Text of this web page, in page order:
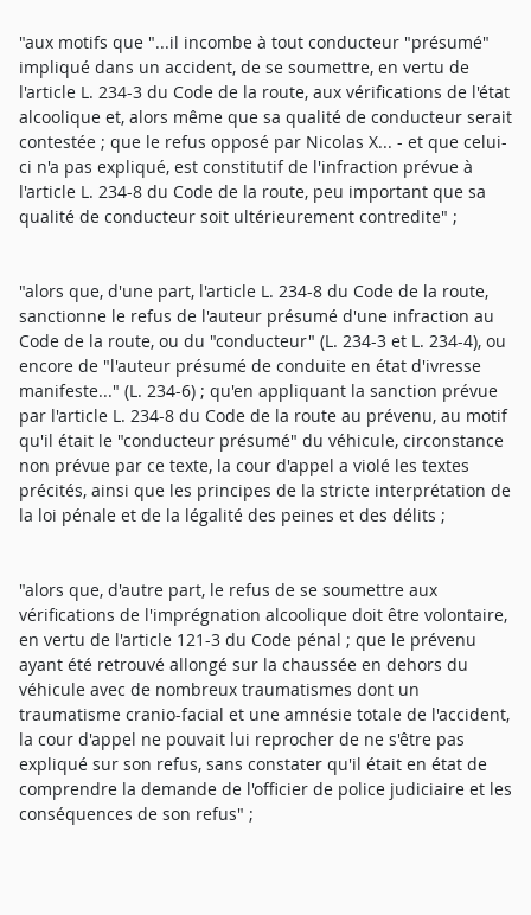
"aux motifs que "...il incombe à tout conducteur "présumé"
impliqué dans un accident, de se soumettre, en vertu de
l'article L. 234-3 du Code de la route, aux vérifications de l'état
alcoolique et, alors même que sa qualité de conducteur serait
contestée ; que le refus opposé par Nicolas X... - et que celui-
ci n'a pas expliqué, est constitutif de l'infraction prévue à
l'article L. 234-8 du Code de la route, peu important que sa
qualité de conducteur soit ultérieurement contredite" ;
"alors que, d'une part, l'article L. 234-8 du Code de la route,
sanctionne le refus de l'auteur présumé d'une infraction au
Code de la route, ou du "conducteur" (L. 234-3 et L. 234-4), ou
encore de "l'auteur présumé de conduite en état d'ivresse
manifeste..." (L. 234-6) ; qu'en appliquant la sanction prévue
par l'article L. 234-8 du Code de la route au prévenu, au motif
qu'il était le "conducteur présumé" du véhicule, circonstance
non prévue par ce texte, la cour d'appel a violé les textes
précités, ainsi que les principes de la stricte interprétation de
la loi pénale et de la légalité des peines et des délits ;
"alors que, d'autre part, le refus de se soumettre aux
vérifications de l'imprégnation alcoolique doit être volontaire,
en vertu de l'article 121-3 du Code pénal ; que le prévenu
ayant été retrouvé allongé sur la chaussée en dehors du
véhicule avec de nombreux traumatismes dont un
traumatisme cranio-facial et une amnésie totale de l'accident,
la cour d'appel ne pouvait lui reprocher de ne s'être pas
expliqué sur son refus, sans constater qu'il était en état de
comprendre la demande de l'officier de police judiciaire et les
conséquences de son refus" ;